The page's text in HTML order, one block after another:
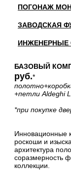
ПОГОНАЖ
ЗАВОДСКАЯ
ИНЖЕНЕРНЫЕ
БАЗОВЫЙ
руб.*
полотно
+петли Aldeghi
*при покупке
Инновационные
роскоши и
архитектура
соразмерность
коллекции.